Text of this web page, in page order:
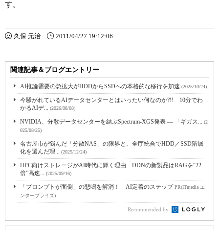
す。
久保 元治 2011/04/27 19:12:06
関連記事＆ブログエントリー
AI推論需要の急拡大がHDDからSSDへの本格的な移行を加速 (2025/10/24)
今騒がれているAIデータセンターとはいったい何なのか?!! 10分でわ
かるAIデ... (2026/08/08)
NVIDIA、分散データセンターを結ぶSpectrum-XGS発表 ― 「ギガス... (2
025/08/25)
名古屋市が悩んだ「分散NAS」の限界と、全庁統合でHDD／SSD階層
化を選んだ理... (2025/12/24)
HPC向けストレージがAI時代に輝く理由 DDNの新製品はRAGを“22
倍”高速... (2025/09/16)
「プロンプトが面倒」の悲鳴を解消！ AI定着のステップPR(ITmedia エ
ンタープライズ)
Recommended by